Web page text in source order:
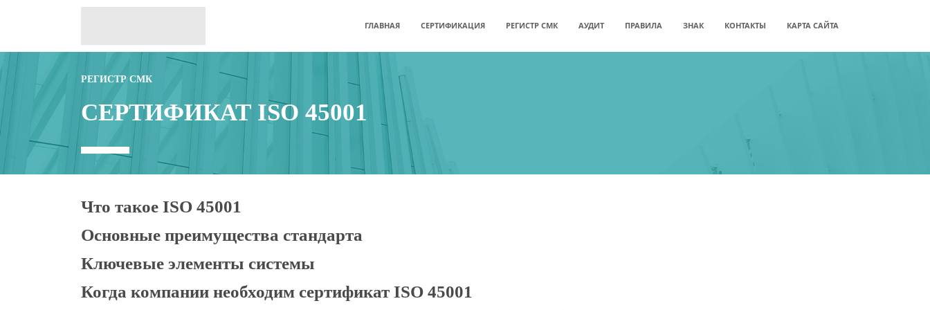
ГЛАВНАЯ СЕРТИФИКАЦИЯ РЕГИСТР СМК АУДИТ ПРАВИЛА ЗНАК КОНТАКТЫ КАРТА САЙТА
РЕГИСТР СМК
СЕРТИФИКАТ ISO 45001
Что такое ISO 45001
ISO 45001 — это международный стандарт, который устанавливает требования к системе менеджмента охраны здоровья и безопасности труда (OH&S).
Он помогает организациям создавать безопасные условия труда и минимизировать риски для здоровья работников.
Основные преимущества стандарта
Получение сертификата ISO 45001 позволяет:
Ключевые элементы системы
Стандарт включает:
Когда компании необходим сертификат ISO 45001